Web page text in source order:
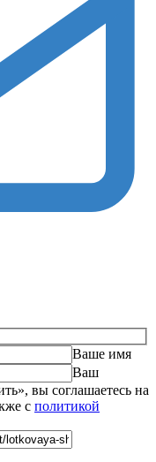
Ваше имя
Ваш
вы соглашаетесь на
с политикой